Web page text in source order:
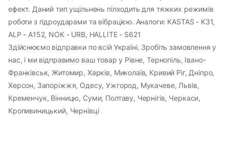
ефект. Даний тип ущільнень пілходить для тяжких режимів
роботи з гідроударами та вібрацією. Аналоги: KASTAS - K31,
ALP - A152, NOK - URB, HALLITE - S621
Здійснюємо відправки по всій Україні. Зробіть замовлення у
нас, і ми відправимо ваш товар у Рівне, Тернопіль, Івано-
Франківськ, Житомир, Харків, Миколаїв, Кривий Ріг, Дніпро,
Херсон, Запоріжжя, Одесу, Ужгород, Мукачеве, Львів,
Кременчук, Вінницю, Суми, Полтаву, Чернігів, Черкаси,
Кропивиницький, Чернівці